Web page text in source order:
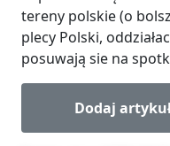
tereny polskie (o
plecy Polski,
posuwają sie na
Dodaj